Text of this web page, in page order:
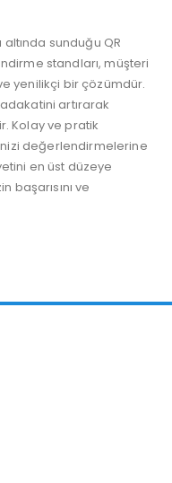
sunduğu QR
standları, müşteri
yenilikçi bir çözümdür.
artırarak
Kolay ve pratik
değerlendirmelerine
en üst düzeye
başarısını ve